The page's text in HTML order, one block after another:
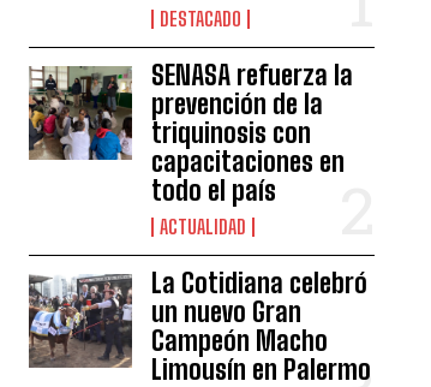
DESTACADO
SENASA refuerza la
prevención de la
triquinosis con
capacitaciones en
todo el país
ACTUALIDAD
La Cotidiana celebró
un nuevo Gran
Campeón Macho
Limousín en Palermo